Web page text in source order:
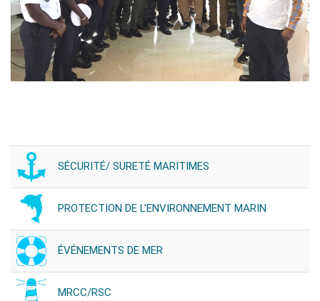
SÉCURITÉ/ SURETÉ MARITIMES
PROTECTION DE L'ENVIRONNEMENT MARIN
ÉVÉNEMENTS DE MER
MRCC/RSC